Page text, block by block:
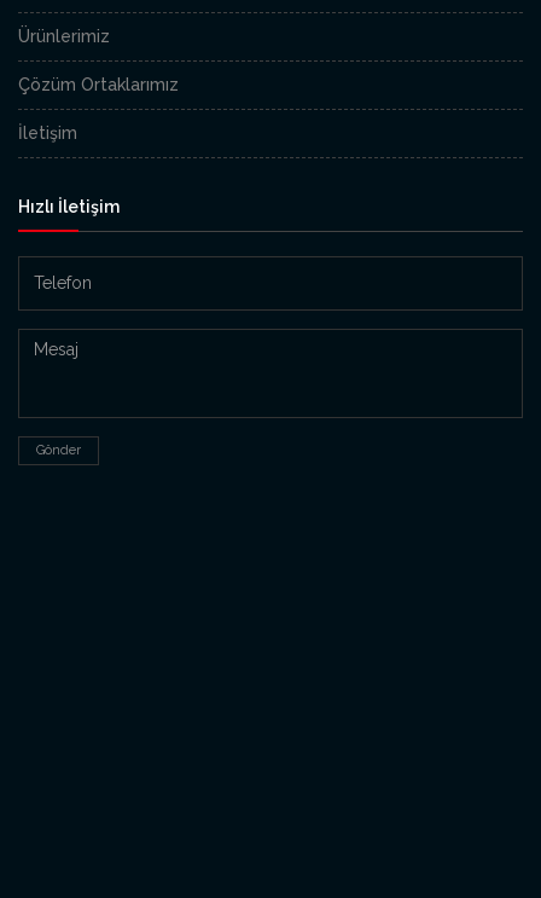
Ürünlerimiz
Çözüm Ortaklarımız
İletişim
Hızlı İletişim
Gönder